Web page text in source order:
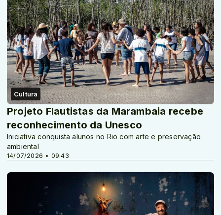
Cultura
14/07/2026 • 09:43
Projeto Flautistas da Marambaia recebe
reconhecimento da Unesco
Iniciativa conquista alunos no Rio com arte e preservação
ambiental